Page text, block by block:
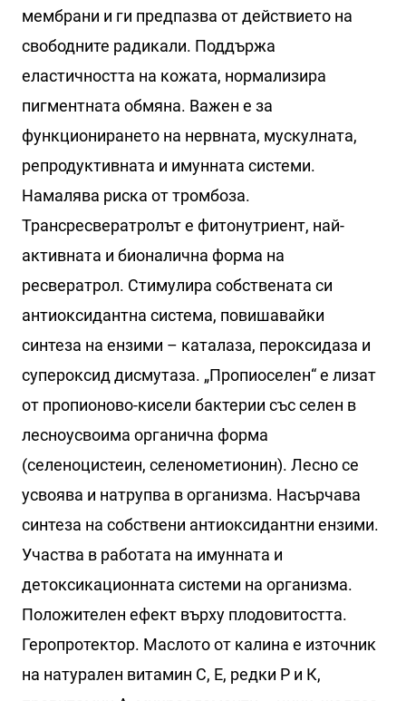
мембрани и ги предпазва от действието на
свободните радикали. Поддържа
еластичността на кожата, нормализира
пигментната обмяна. Важен е за
функционирането на нервната, мускулната,
репродуктивната и имунната системи.
Намалява риска от тромбоза.
Трансресвератролът е фитонутриент, най-
активната и бионалична форма на
ресвератрол. Стимулира собствената си
антиоксидантна система, повишавайки
синтеза на ензими – каталаза, пероксидаза и
супероксид дисмутаза. „Пропиоселен“ е лизат
от пропионово-кисели бактерии със селен в
лесноусвоима органична форма
(селеноцистеин, селенометионин). Лесно се
усвоява и натрупва в организма. Насърчава
синтеза на собствени антиоксидантни ензими.
Участва в работата на имунната и
детоксикационната системи на организма.
Положителен ефект върху плодовитостта.
Геропротектор. Маслото от калина е източник
на натурален витамин С, Е, редки Р и К,